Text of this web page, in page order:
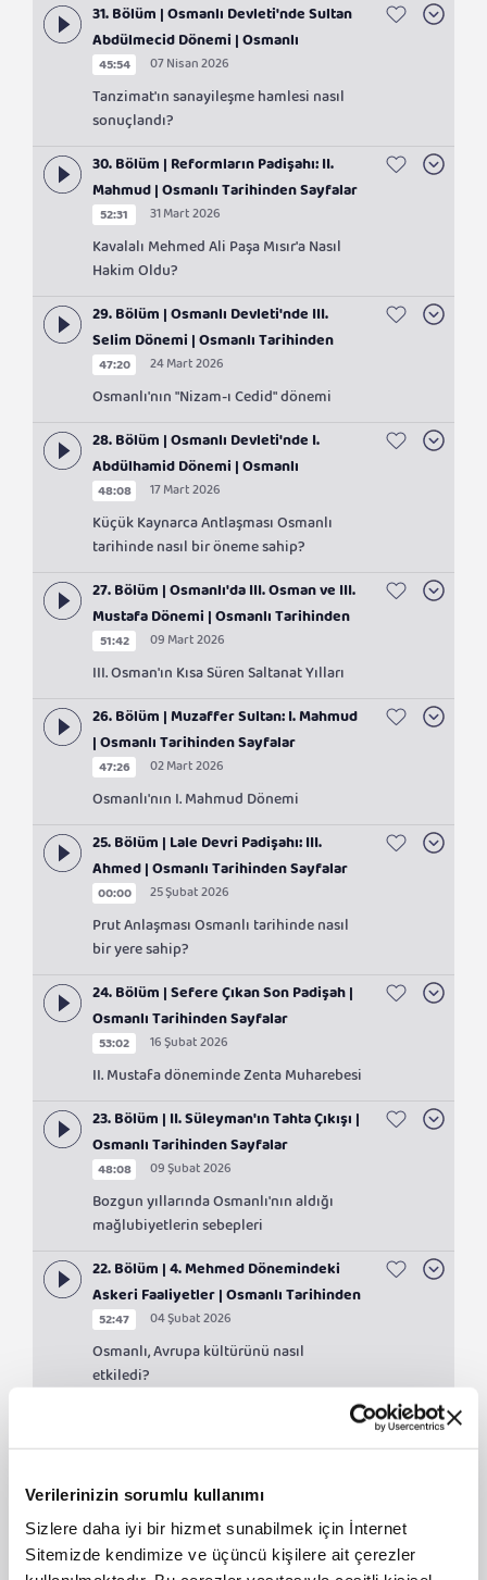
Verilerinizin sorumlu kullanımı
Sizlere daha iyi bir hizmet sunabilmek için İnternet
Sitemizde kendimize ve üçüncü kişilere ait çerezler
31. Bölüm | Osmanlı Devleti'nde Sultan
Abdülmecid Dönemi | Osmanlı
Tarihinden Sayfalar
45:54 07 Nisan 2026
Tanzimat'ın sanayileşme hamlesi nasıl
sonuçlandı?
30. Bölüm | Reformların Padişahı: II.
Mahmud | Osmanlı Tarihinden Sayfalar
52:31 31 Mart 2026
Kavalalı Mehmed Ali Paşa Mısır'a Nasıl
Hakim Oldu?
29. Bölüm | Osmanlı Devleti'nde III.
Selim Dönemi | Osmanlı Tarihinden
Sayfalar
47:20 24 Mart 2026
Osmanlı'nın "Nizam-ı Cedid" dönemi
28. Bölüm | Osmanlı Devleti'nde I.
Abdülhamid Dönemi | Osmanlı
Tarihinden Sayfalar
48:08 17 Mart 2026
Küçük Kaynarca Antlaşması Osmanlı
tarihinde nasıl bir öneme sahip?
27. Bölüm | Osmanlı'da III. Osman ve III.
Mustafa Dönemi | Osmanlı Tarihinden
Sayfalar
51:42 09 Mart 2026
III. Osman'ın Kısa Süren Saltanat Yılları
26. Bölüm | Muzaffer Sultan: I. Mahmud
| Osmanlı Tarihinden Sayfalar
47:26 02 Mart 2026
Osmanlı'nın I. Mahmud Dönemi
25. Bölüm | Lale Devri Padişahı: III.
Ahmed | Osmanlı Tarihinden Sayfalar
00:00 25 Şubat 2026
Prut Anlaşması Osmanlı tarihinde nasıl
bir yere sahip?
24. Bölüm | Sefere Çıkan Son Padişah |
Osmanlı Tarihinden Sayfalar
53:02 16 Şubat 2026
II. Mustafa döneminde Zenta Muharebesi
23. Bölüm | II. Süleyman'ın Tahta Çıkışı |
Osmanlı Tarihinden Sayfalar
48:08 09 Şubat 2026
Bozgun yıllarında Osmanlı'nın aldığı
mağlubiyetlerin sebepleri
22. Bölüm | 4. Mehmed Dönemindeki
Askeri Faaliyetler | Osmanlı Tarihinden
Sayfalar
52:47 04 Şubat 2026
Osmanlı, Avrupa kültürünü nasıl
etkiledi?
Dönemi | Osmanlı Tarihinden Sayfalar
4. Mehmed döneminde devlet
otoritesinin yeniden tesisi